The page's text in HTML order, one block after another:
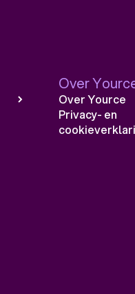
Over
Over Yource
Privacy- en